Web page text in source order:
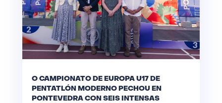
O CAMPIONATO DE EUROPA U17 DE
PENTATLÓN MODERNO PECHOU EN
PONTEVEDRA CON SEIS INTENSAS